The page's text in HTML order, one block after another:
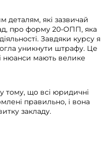
які зазвичай
про форму 20-ОПП, яка
Завдяки курсу я
уникнути штрафу. Це
нюанси мають велике
тому, що всі юридичні
правильно, і вона
закладу.